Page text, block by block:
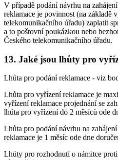
V případě podání návrhu na
reklamace je povinnost (na základě
telekomunikačního úřadu) zaplatit
a to poštovní poukázkou nebo
Českého telekomunikačního úřadu.
13. Jaké jsou lhůty pro
Lhůta pro podání reklamace - viz
Lhůta pro vyřízení reklamace je
vyřízení reklamace projednání se
lhůta pro vyřízení do 2 měsíců ode
Lhůta pro podání návrhu na
reklamace je 1 měsíc ode dne
Lhůty pro rozhodnutí o námitce